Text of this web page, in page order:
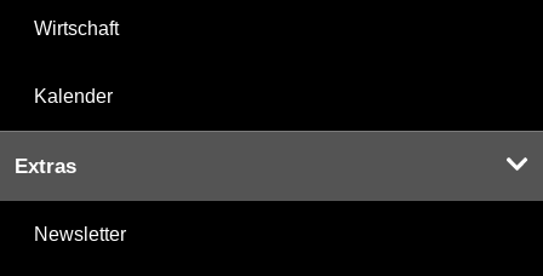
Wirtschaft
Kalender
Extras
Newsletter